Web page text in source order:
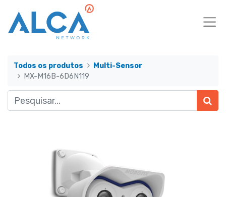
Todos os produtos
Multi-Sensor
MX-M16B-6D6N119